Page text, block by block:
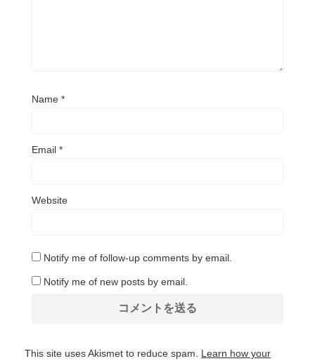
Name *
Email *
Website
Notify me of follow-up comments by email.
Notify me of new posts by email.
This site uses Akismet to reduce spam. Learn how your